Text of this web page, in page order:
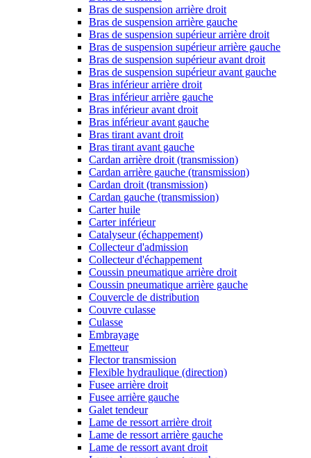
Bras de suspension arrière droit
Bras de suspension arrière gauche
Bras de suspension supérieur arrière droit
Bras de suspension supérieur arrière gauche
Bras de suspension supérieur avant droit
Bras de suspension supérieur avant gauche
Bras inférieur arrière droit
Bras inférieur arrière gauche
Bras inférieur avant droit
Bras inférieur avant gauche
Bras tirant avant droit
Bras tirant avant gauche
Cardan arrière droit (transmission)
Cardan arrière gauche (transmission)
Cardan droit (transmission)
Cardan gauche (transmission)
Carter huile
Carter inférieur
Catalyseur (échappement)
Collecteur d'admission
Collecteur d'échappement
Coussin pneumatique arrière droit
Coussin pneumatique arrière gauche
Couvercle de distribution
Couvre culasse
Culasse
Embrayage
Emetteur
Flector transmission
Flexible hydraulique (direction)
Fusee arrière droit
Fusee arrière gauche
Galet tendeur
Lame de ressort arrière droit
Lame de ressort arrière gauche
Lame de ressort avant droit